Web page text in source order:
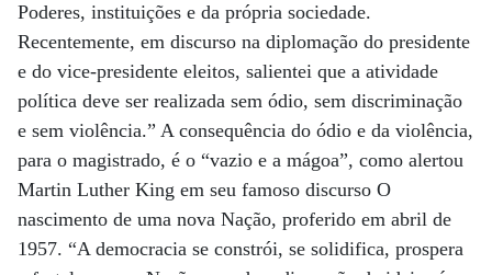
Poderes, instituições e da própria sociedade.
Recentemente, em discurso na diplomação do presidente
e do vice-presidente eleitos, salientei que a atividade
política deve ser realizada sem ódio, sem discriminação
e sem violência.” A consequência do ódio e da violência,
para o magistrado, é o “vazio e a mágoa”, como alertou
Martin Luther King em seu famoso discurso O
nascimento de uma nova Nação, proferido em abril de
1957. “A democracia se constrói, se solidifica, prospera